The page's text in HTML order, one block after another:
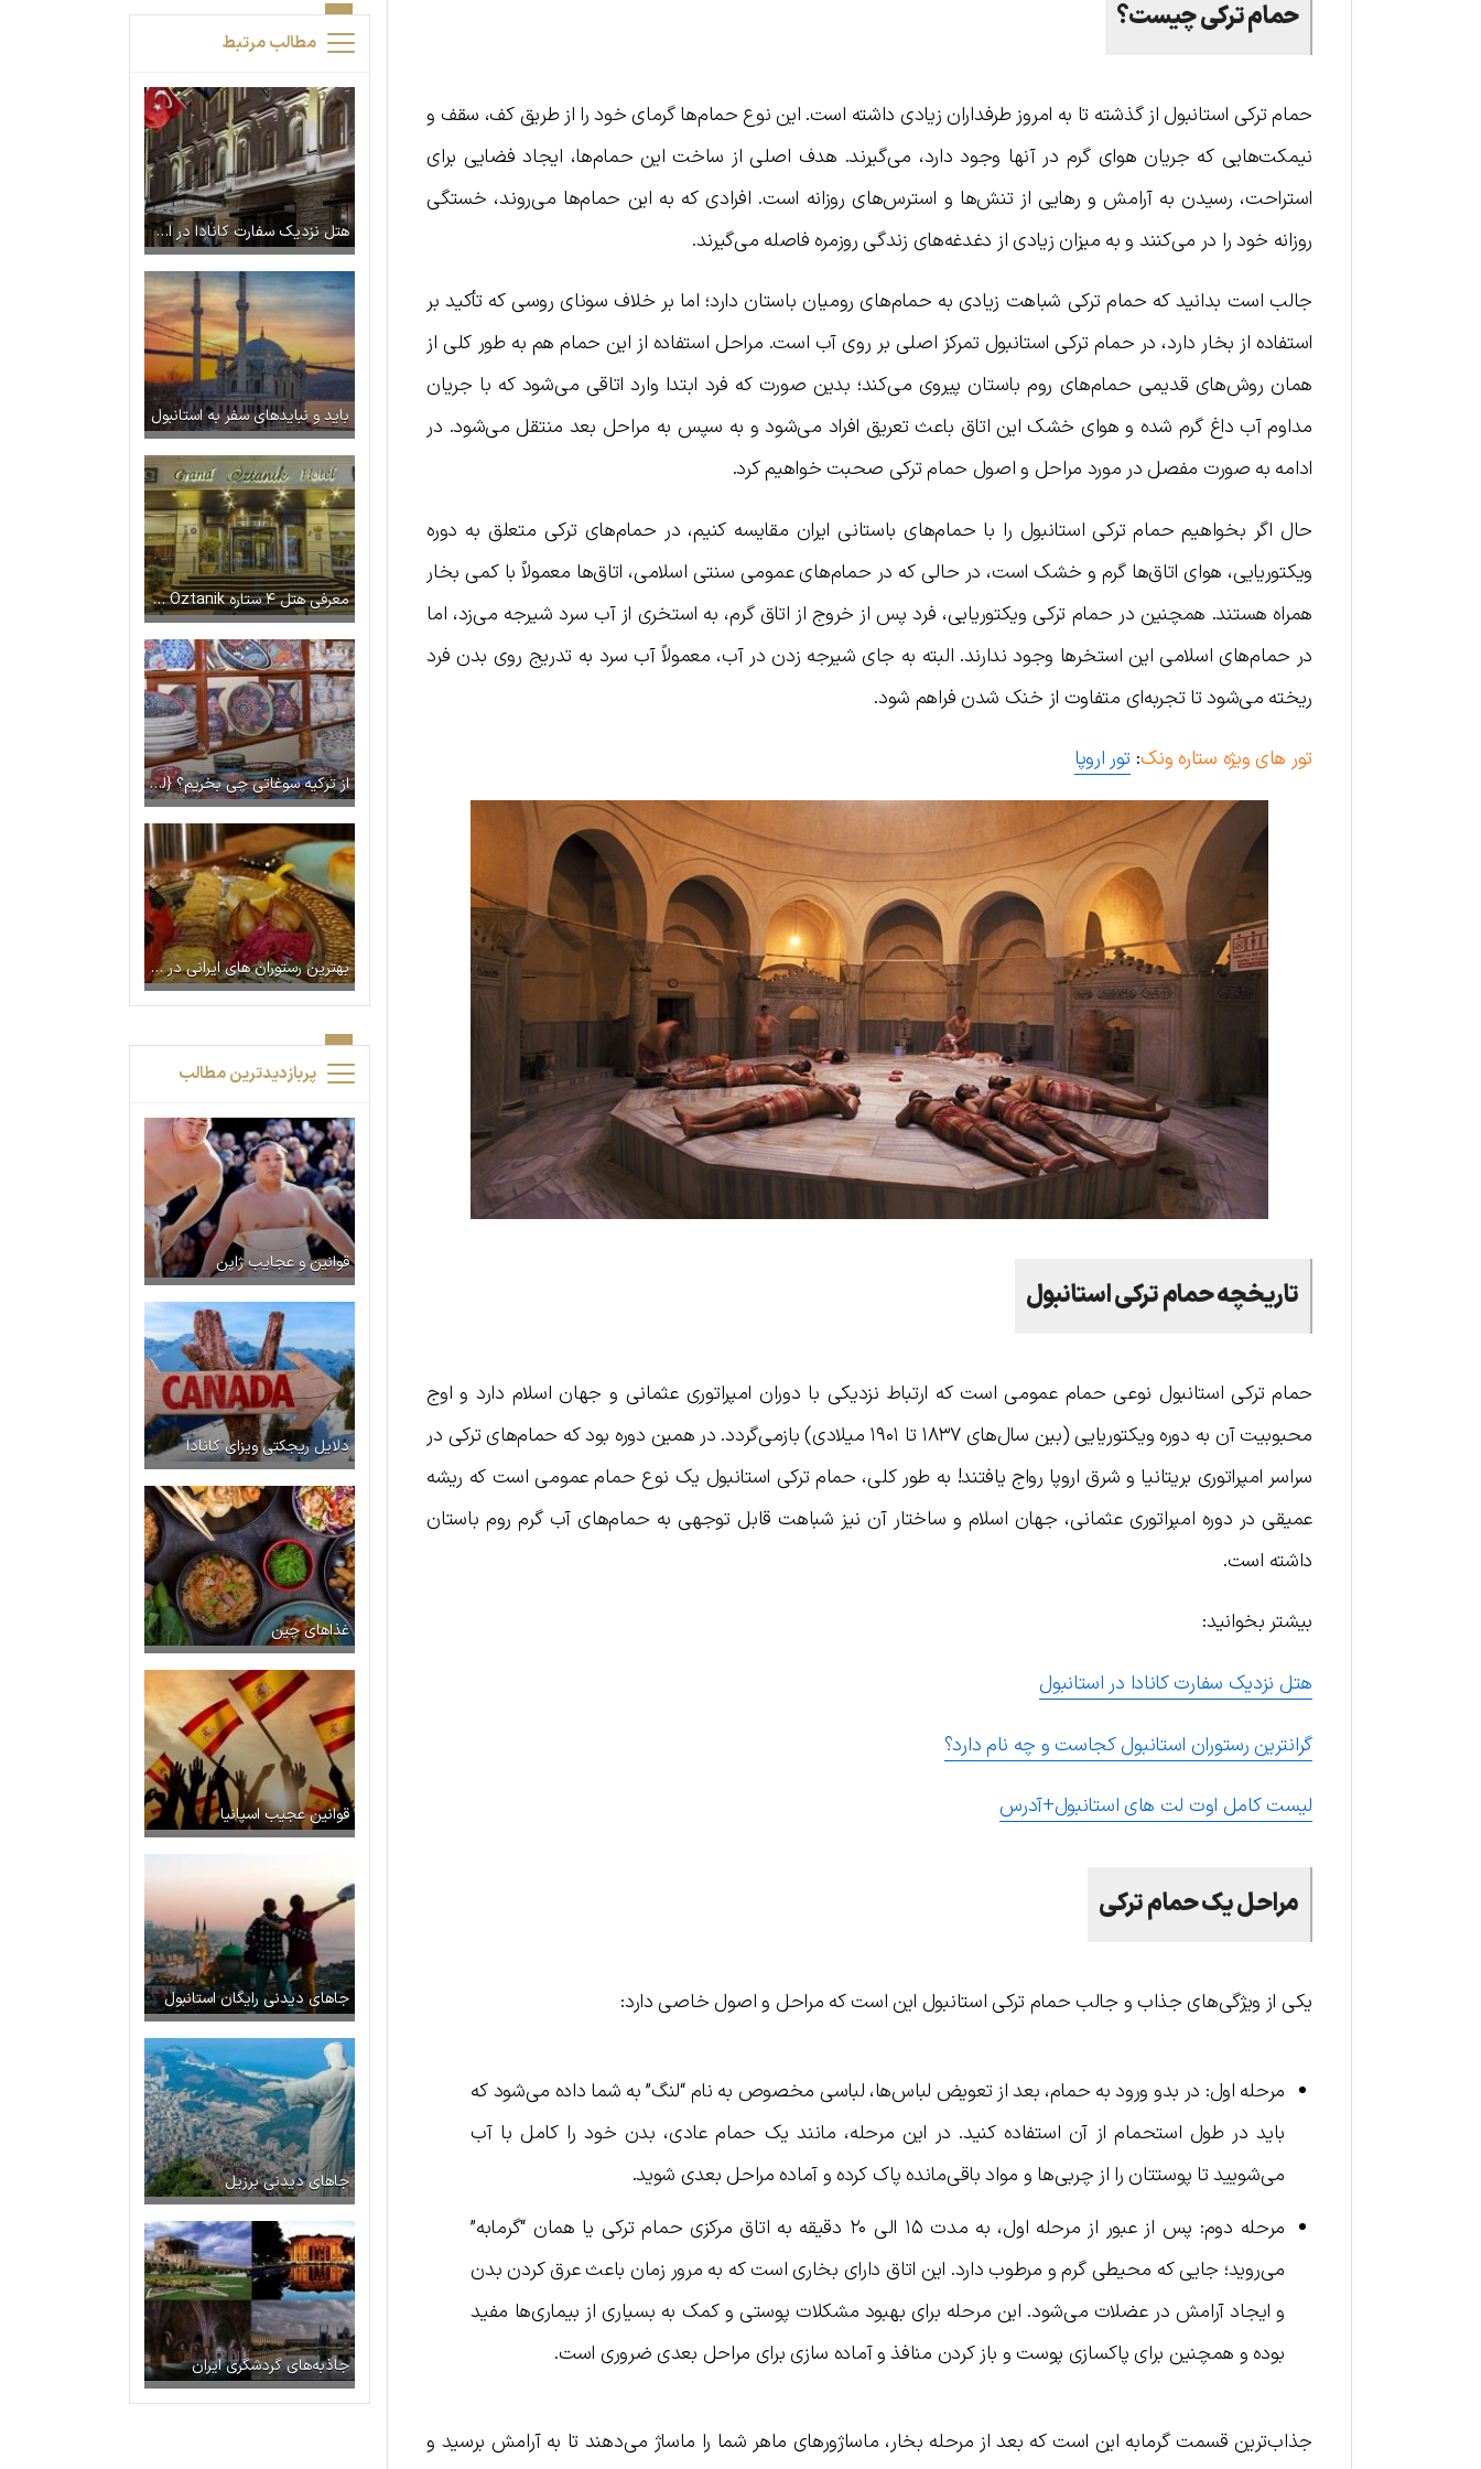
حمام ترکی چیست؟
حمام ترکی استانبول از گذشته تا به امروز طرفداران زیادی داشته است. این نوع حمام‌ها گرمای خود را از طریق کف، سقف و
نیمکت‌هایی که جریان هوای گرم در آنها وجود دارد، می‌گیرند. هدف اصلی از ساخت این حمام‌ها، ایجاد فضایی برای
استراحت، رسیدن به آرامش و رهایی از تنش‌ها و استرس‌های روزانه است. افرادی که به این حمام‌ها می‌روند، خستگی
روزانه خود را در می‌کنند و به میزان زیادی از دغدغه‌های زندگی روزمره فاصله می‌گیرند.
جالب است بدانید که حمام ترکی شباهت زیادی به حمام‌های رومیان باستان دارد؛ اما بر خلاف سونای روسی که تأکید بر
استفاده از بخار دارد، در حمام ترکی استانبول تمرکز اصلی بر روی آب است. مراحل استفاده از این حمام هم به طور کلی از
همان روش‌های قدیمی حمام‌های روم باستان پیروی می‌کند؛ بدین صورت که فرد ابتدا وارد اتاقی می‌شود که با جریان
مداوم آب داغ گرم شده و هوای خشک این اتاق باعث تعریق افراد می‌شود و به سپس به مراحل بعد منتقل می‌شود. در
ادامه به صورت مفصل در مورد مراحل و اصول حمام ترکی صحبت خواهیم کرد.
حال اگر بخواهیم حمام ترکی استانبول را با حمام‌های باستانی ایران مقایسه کنیم، در حمام‌های ترکی متعلق به دوره
ویکتوریایی، هوای اتاق‌ها گرم و خشک است، در حالی که در حمام‌های عمومی سنتی اسلامی، اتاق‌ها معمولاً با کمی بخار
همراه هستند. همچنین در حمام ترکی ویکتوریایی، فرد پس از خروج از اتاق گرم، به استخری از آب سرد شیرجه می‌زد، اما
در حمام‌های اسلامی این استخرها وجود ندارند. البته به جای شیرجه زدن در آب، معمولاً آب سرد به تدریج روی بدن فرد
ریخته می‌شود تا تجربه‌ای متفاوت از خنک شدن فراهم شود.
تور های ویژه ستاره ونک: تور اروپا
تاریخچه حمام ترکی استانبول
حمام ترکی استانبول نوعی حمام عمومی است که ارتباط نزدیکی با دوران امپراتوری عثمانی و جهان اسلام دارد و اوج
محبوبیت آن به دوره ویکتوریایی (بین سال‌های ۱۸۳۷ تا ۱۹۰۱ میلادی) باز‌می‌گردد. در همین دوره بود که حمام‌های ترکی در
سراسر امپراتوری بریتانیا و شرق اروپا رواج یافتند! به طور کلی، حمام ترکی استانبول یک نوع حمام عمومی است که ریشه
عمیقی در دوره امپراتوری عثمانی، جهان اسلام و ساختار آن نیز شباهت قابل توجهی به حمام‌های آب گرم روم باستان
داشته است.
بیشتر بخوانید:
هتل نزدیک سفارت کانادا در استانبول
گرانترین رستوران استانبول کجاست و چه نام دارد؟
لیست کامل اوت لت های استانبول+آدرس
مراحل یک حمام ترکی
یکی از ویژگی‌های جذاب و جالب حمام ترکی استانبول این است که مراحل و اصول خاصی دارد:
مرحله اول: در بدو ورود به حمام، بعد از تعویض لباس‌ها، لباسی مخصوص به نام “لنگ” به شما داده می‌شود که
باید در طول استحمام از آن استفاده کنید. در این مرحله، مانند یک حمام عادی، بدن خود را کامل با آب
می‌شویید تا پوستتان را از چربی‌ها و مواد باقی‌مانده پاک کرده و آماده مراحل بعدی شوید.
مرحله دوم: پس از عبور از مرحله اول، به مدت ۱۵ الی ۲۰ دقیقه به اتاق مرکزی حمام ترکی یا همان “گرمابه”
می‌روید؛ جایی که محیطی گرم و مرطوب دارد. این اتاق دارای بخاری است که به مرور زمان باعث عرق کردن بدن
و ایجاد آرامش در عضلات می‌شود. این مرحله برای بهبود مشکلات پوستی و کمک به بسیاری از بیماری‌ها مفید
بوده و همچنین برای پاکسازی پوست و باز کردن منافذ و آماده سازی برای مراحل بعدی ضروری است.
جذاب‌ترین قسمت گرمابه این است که بعد از مرحله بخار، ماساژورهای ماهر شما را ماساژ می‌دهند تا به آرامش برسید و
مطالب مرتبط
هتل نزدیک سفارت کانادا در استانبول
باید و نبایدهای سفر به استانبول
معرفی هتل ۴ ستاره Grand Oztanik استانبول
از ترکیه سوغاتی چی بخریم؟ {لیست کامل بهترین سوغات ترکیه}
بهترین رستوران های ایرانی در استانبول | طعم غذاهای مادری در کشور غریب
پربازدیدترین مطالب
قوانین و عجایب ژاپن
دلایل ریجکتی ویزای کانادا
غذاهای چین
قوانین عجیب اسپانیا
جاهای دیدنی رایگان استانبول
جاهای دیدنی برزیل
جاذبه‌های گردشگری ایران